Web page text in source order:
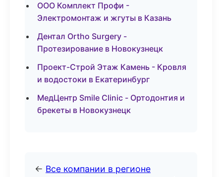
ООО Комплект Профи -
Электромонтаж и жгуты в Казань
Дентал Ortho Surgery -
Протезирование в Новокузнецк
Проект-Строй Этаж Камень - Кровля
и водостоки в Екатеринбург
МедЦентр Smile Clinic - Ортодонтия и
брекеты в Новокузнецк
← Все компании в регионе